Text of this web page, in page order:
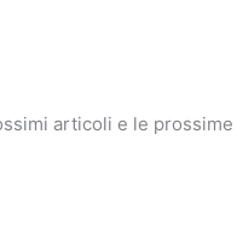
articoli e le